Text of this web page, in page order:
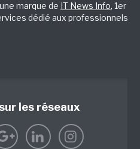
marque de IT News Info, 1er
dédié aux professionnels
les réseaux